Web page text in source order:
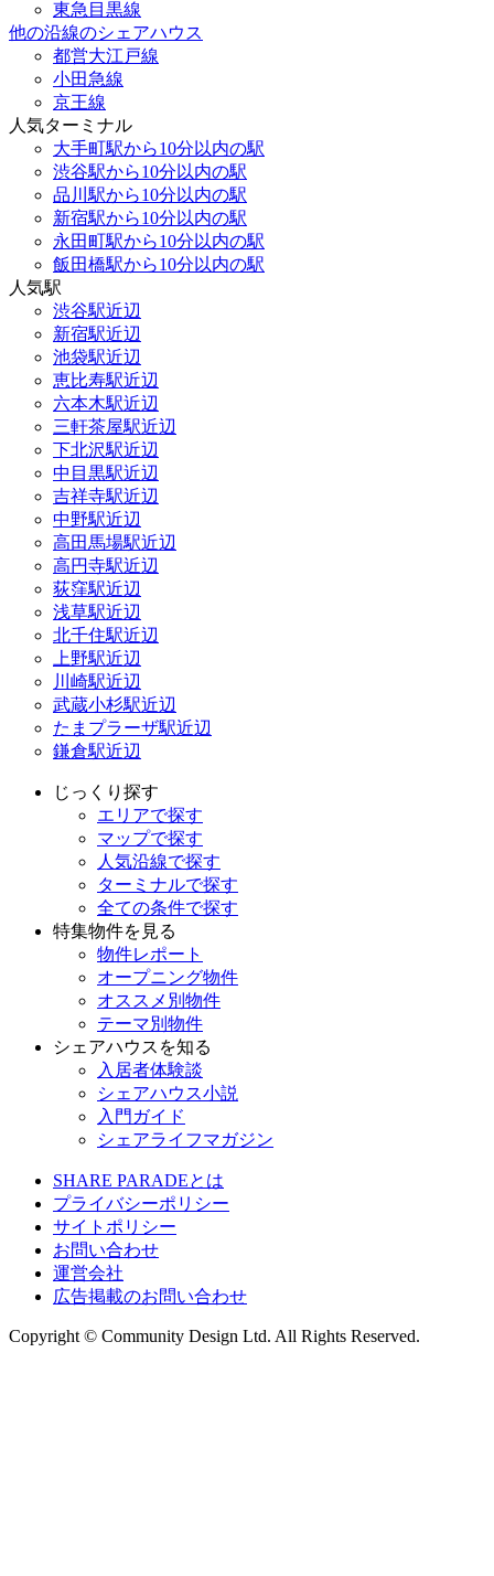
東急目黒線
他の沿線のシェアハウス
都営大江戸線
小田急線
京王線
人気ターミナル
大手町駅から10分以内の駅
渋谷駅から10分以内の駅
品川駅から10分以内の駅
新宿駅から10分以内の駅
永田町駅から10分以内の駅
飯田橋駅から10分以内の駅
人気駅
渋谷駅近辺
新宿駅近辺
池袋駅近辺
恵比寿駅近辺
六本木駅近辺
三軒茶屋駅近辺
下北沢駅近辺
中目黒駅近辺
吉祥寺駅近辺
中野駅近辺
高田馬場駅近辺
高円寺駅近辺
荻窪駅近辺
浅草駅近辺
北千住駅近辺
上野駅近辺
川崎駅近辺
武蔵小杉駅近辺
たまプラーザ駅近辺
鎌倉駅近辺
じっくり探す
エリアで探す
マップで探す
人気沿線で探す
ターミナルで探す
全ての条件で探す
特集物件を見る
物件レポート
オープニング物件
オススメ別物件
テーマ別物件
シェアハウスを知る
入居者体験談
シェアハウス小説
入門ガイド
シェアライフマガジン
SHARE PARADEとは
プライバシーポリシー
サイトポリシー
お問い合わせ
運営会社
広告掲載のお問い合わせ
Copyright © Community Design Ltd. All Rights Reserved.